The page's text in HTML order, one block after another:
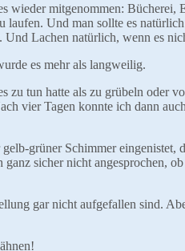
wieder mitgenommen:
Und man sollte es
Und Lachen natürlich, wenn es
es mehr als langweilig.
zu tun hatte als zu grübeln oder
vier Tagen konnte ich dann
grüner Schimmer
sicher nicht angesprochen,
gar nicht aufgefallen sind.